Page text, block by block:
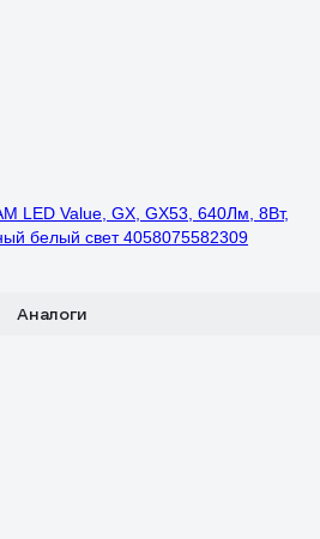
LED Value, GX, GX53, 640Лм, 8Вт,
белый свет 4058075582309
Аналоги